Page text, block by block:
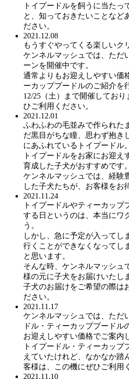
トイプードルを飼うに当たっ
と、知っておきたいことなど
ださい。
2021.12.08
もうすぐやってくる楽しいク
ケンネルマッシュでは、ただ
ーンを開催中です。
通常よりもお迎えしやすい価
ーカッププードルのご紹介を
12/25（土）まで開催してお
ひご利用ください。
2021.12.01
ふわふわの毛並みで作られた
だ黒目がちな瞳、思わず抱き
にあふれているトイプードル。
トイプードルをお家にお迎え
育成した子犬がおすすめです。
ケンネルマッシュでは、経験
した子犬たちが、お客様をお
2021.11.24
トイプードルやティーカップ
する日というのは、本当にワ
う。
しかし、急に予定が入ってし
行くことができなくなってし
と思います。
そんな時、ケンネルマッシュ
様の元に子犬をお届けいたし
子犬のお届けをご希望の際は
ださい。
2021.11.17
ケンネルマッシュでは、ただ
ドル・ティーカッププードル
お迎えしやすい価格でご案内
トイプードル・ティーカップ
えていたけれど、なかなか踏
客様は、この機にぜひご利用
2021.11.10